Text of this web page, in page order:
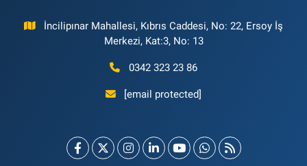
İncilipınar Mahallesi, Kıbrıs Caddesi, No: 22, Ersoy İş
Merkezi, Kat:3, No: 13
0342 323 23 86
[email protected]